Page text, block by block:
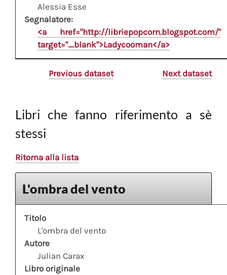
Alessia Esse
Segnalatore:
<a href="http://libriepopcorn.blogspot.com/"
target="_blank">Ladycooman</a>
Previous dataset Next dataset
Libri che fanno riferimento a sè
stessi
Ritorna alla lista
L'ombra del vento
Titolo
L'ombra del vento
Autore
Julian Carax
Libro originale